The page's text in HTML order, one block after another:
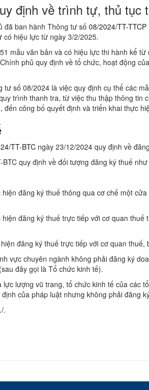
định về trình tự, thủ tục
đã ban hành Thông tư số 08/2024/TT-TTCP
có hiệu lực từ ngày 3/2/2025.
mẫu văn bản và có hiệu lực thi hành kể
phủ quy định về tổ chức, hoạt động
số 08/2024 là việc quy định cụ thể các
trình thanh tra, từ việc thu thập thông tin
công bố quyết định và triển khai thực
TT-BTC ngày 23/12/2024 quy định về
quy định về đối tượng đăng ký thuế như
đăng ký thuế thông qua cơ chế một
đăng ký thuế trực tiếp với cơ quan
đăng ký thuế trực tiếp với cơ quan thuế,
vực chuyên ngành không phải đăng ký
đây gọi là Tổ chức kinh tế).
lượng vũ trang, tổ chức kinh tế của các
của pháp luật nhưng không phải đăng
.